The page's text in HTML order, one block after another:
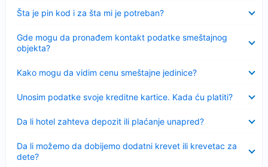
Šta je pin kod i za šta mi je potreban?
Sažeto
Gde mogu da pronađem kontakt podatke smeštajnog
objekta?
Kako mogu da vidim cenu smeštajne jedinice?
Unosim podatke svoje kreditne kartice. Kada ću platiti?
Da li hotel zahteva depozit ili plaćanje unapred?
Da li možemo da dobijemo dodatni krevet ili krevetac za
dete?